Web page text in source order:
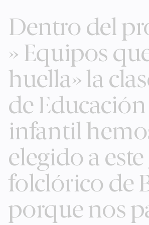
content
Dentro del
» Equipos
huella» la
de Educación
infantil
elegido a
folclórico de
porque nos